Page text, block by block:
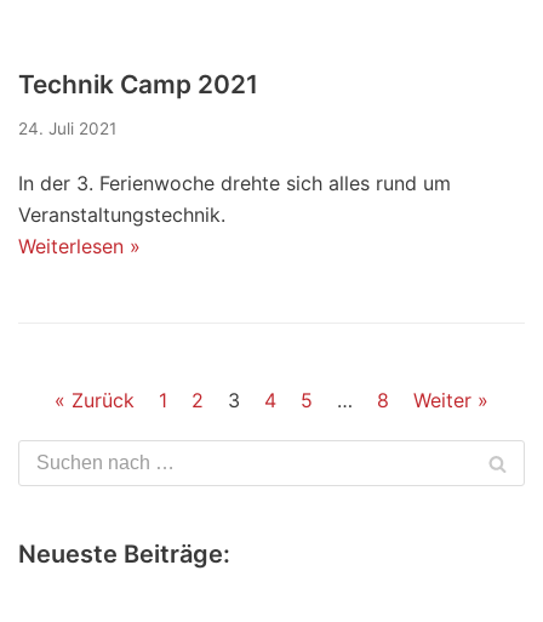
Technik Camp 2021
24. Juli 2021
In der 3. Ferienwoche drehte sich alles rund um
Veranstaltungstechnik.
Weiterlesen »
« Zurück 1 2 3 4 5 … 8 Weiter »
Neueste Beiträge: